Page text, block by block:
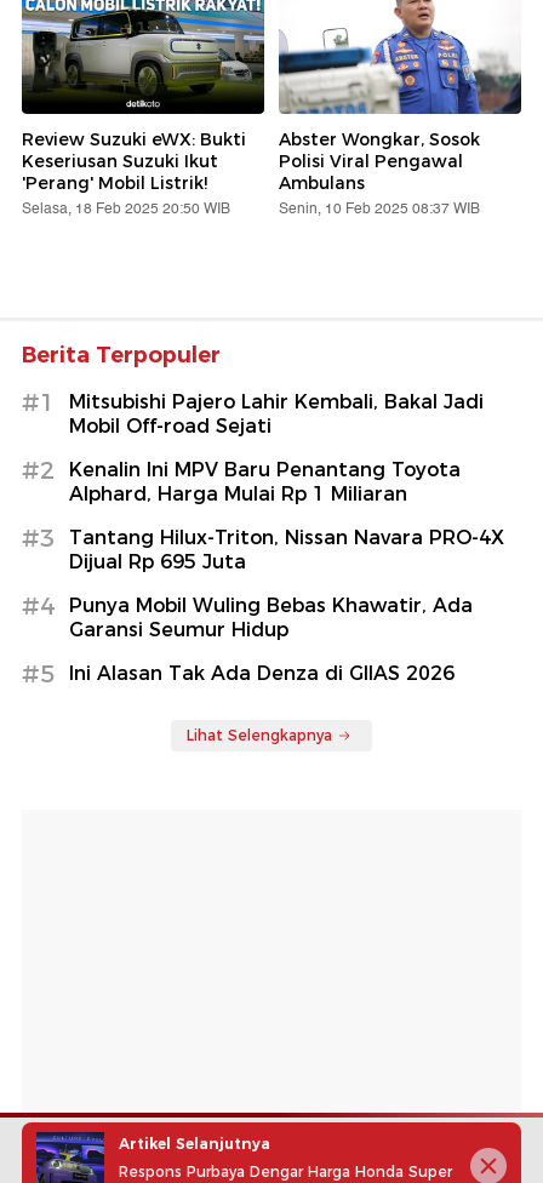
Review Suzuki eWX: Bukti
Keseriusan Suzuki Ikut
'Perang' Mobil Listrik!
Selasa, 18 Feb 2025 20:50 WIB
Abster Wongkar, Sosok
Polisi Viral Pengawal
Ambulans
Senin, 10 Feb 2025 08:37 WIB
Berita Terpopuler
#1
Mitsubishi Pajero Lahir Kembali, Bakal Jadi
Mobil Off-road Sejati
#2
Kenalin Ini MPV Baru Penantang Toyota
Alphard, Harga Mulai Rp 1 Miliaran
#3
Tantang Hilux-Triton, Nissan Navara PRO-4X
Dijual Rp 695 Juta
#4
Punya Mobil Wuling Bebas Khawatir, Ada
Garansi Seumur Hidup
#5 Ini Alasan Tak Ada Denza di GIIAS 2026
Lihat Selengkapnya
Artikel Selanjutnya
Respons Purbaya Dengar Harga Honda Super